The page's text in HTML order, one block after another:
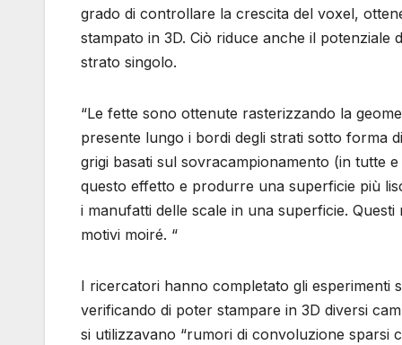
grado di controllare la crescita del voxel,
stampato in 3D. Ciò riduce anche il
strato singolo.
“Le fette sono ottenute rasterizzando la
presente lungo i bordi degli strati sotto forma
grigi basati sul sovracampionamento (in tutte
questo effetto e produrre una superficie più
i manufatti delle scale in una superficie.
motivi moiré. “
I ricercatori hanno completato gli esperimenti
verificando di poter stampare in 3D diversi
si utilizzavano “rumori di convoluzione sparsi